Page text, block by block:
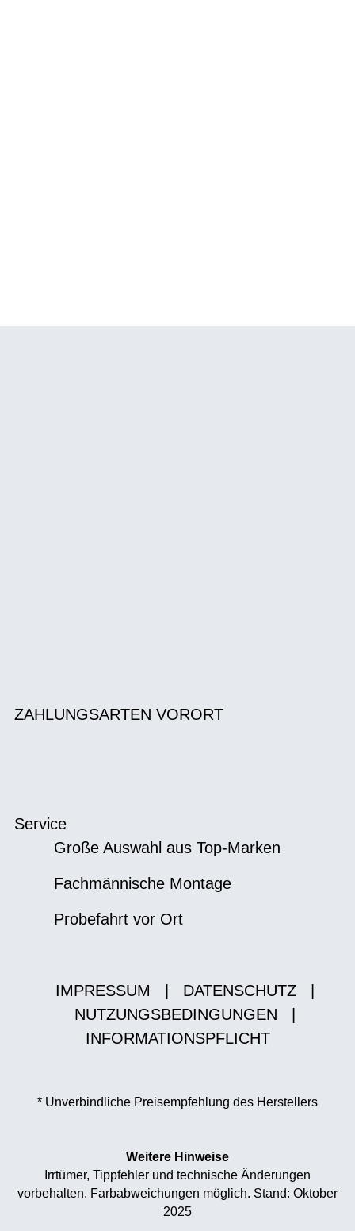
ZAHLUNGSARTEN VORORT
Service
Große Auswahl aus Top-Marken
Fachmännische Montage
Probefahrt vor Ort
IMPRESSUM DATENSCHUTZ
NUTZUNGSBEDINGUNGEN
INFORMATIONSPFLICHT
* Unverbindliche Preisempfehlung des Herstellers
Weitere Hinweise
Irrtümer, Tippfehler und technische Änderungen
vorbehalten. Farbabweichungen möglich. Stand: Oktober
2025